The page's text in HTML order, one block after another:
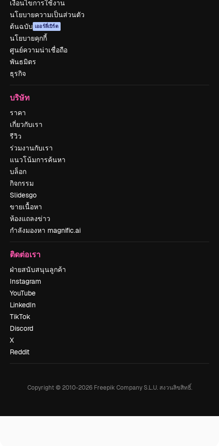
เงื่อนไขการใช้งาน
นโยบายความเป็นส่วนตัว
ต้นฉบับ เออร์ลี่เบิร์ด
นโยบายคุกกี้
ศูนย์ความน่าเชื่อถือ
พันธมิตร
ธุรกิจ
บริษัท
ราคา
เกี่ยวกับเรา
รีวิว
ร่วมงานกับเรา
แนวโน้มการค้นหา
บล็อก
กิจกรรม
Slidesgo
ขายเนื้อหา
ห้องแถลงข่าว
กำลังมองหา magnific.ai
ติดต่อเรา
ฝ่ายสนับสนุนลูกค้า
Instagram
YouTube
LinkedIn
TikTok
Discord
X
Reddit
Copyright © 2010-2026Freepik Company S.L.U. สงวนลิขสิทธิ์.